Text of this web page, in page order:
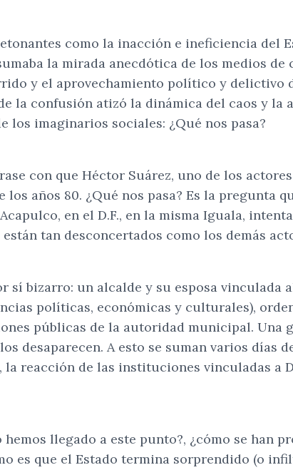
como la inacción e ineficiencia del
la mirada anecdótica de los medios
y el aprovechamiento político y delictivo
la confusión atizó la dinámica del caos y
los imaginarios sociales: ¿Qué nos pasa?
con que Héctor Suárez, uno de los
años 80. ¿Qué nos pasa? Es la pregunta
en el D.F., en la misma Iguala,
tan desconcertados como los demás
sí bizarro: un alcalde y su esposa vinculada
políticas, económicas y culturales),
públicas de la autoridad municipal.
desaparecen. A esto se suman varios días
reacción de las instituciones vinculadas a
llegado a este punto?, ¿cómo se han
es que el Estado termina sorprendido (o